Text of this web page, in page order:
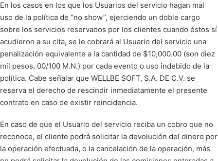
En los casos en los que los Usuarios del servicio hagan mal
uso de la política de “no show”, ejerciendo un doble cargo
sobre los servicios reservados por los clientes cuando éstos sí
acudieron a su cita, se le cobrará al Usuario del servicio una
penalización equivalente a la cantidad de $10,000.00 (son diez
mil pesos, 00/100 M.N.) por cada evento o uso indebido de la
política. Cabe señalar que WELLBE SOFT, S.A. DE C.V. se
reserva el derecho de rescindir inmediatamente el presente
contrato en caso de existir reincidencia.
En caso de que el Usuario del servicio reciba un cobro que no
reconoce, el cliente podrá solicitar la devolución del dinero por
la operación efectuada, o la cancelación de la operación, más